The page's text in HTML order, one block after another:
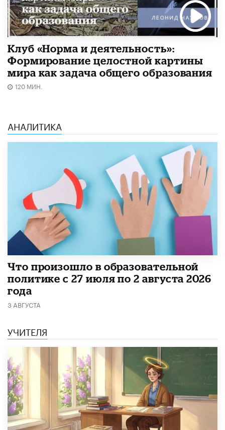
Клуб «Норма и деятельность»:
Формирование целостной картины
мира как задача общего образования
120 МИН.
АНАЛИТИКА
​Что произошло в образовательной
политике с 27 июля по 2 августа 2026
года
3 АВГУСТА
УЧИТЕЛЯ